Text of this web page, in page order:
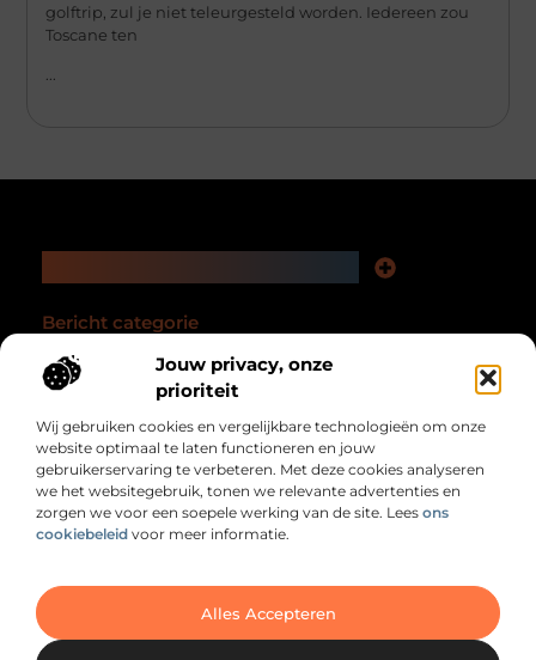
Jouw privacy, onze
prioriteit
Wij gebruiken cookies en vergelijkbare technologieën om onze
website optimaal te laten functioneren en jouw
gebruikerservaring te verbeteren. Met deze cookies analyseren
we het websitegebruik, tonen we relevante advertenties en
zorgen we voor een soepele werking van de site. Lees ons
cookiebeleid voor meer informatie.
Alles Accepteren
golftrip, zul je niet teleurgesteld worden. Iedereen zou
Toscane ten
...
Bericht categorie
Voor wie nét even meer uit het dagelijks leven
wil halen.
@2025 All Right Reserved. Design bywww.relaxtotaal.nl.